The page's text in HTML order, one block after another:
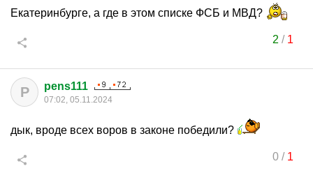
Екатеринбурге, а где в этом списке ФСБ и МВД?
2 / 1
P pens111
07:02, 05.11.2024
дык, вроде всех воров в законе победили?
0/ 1